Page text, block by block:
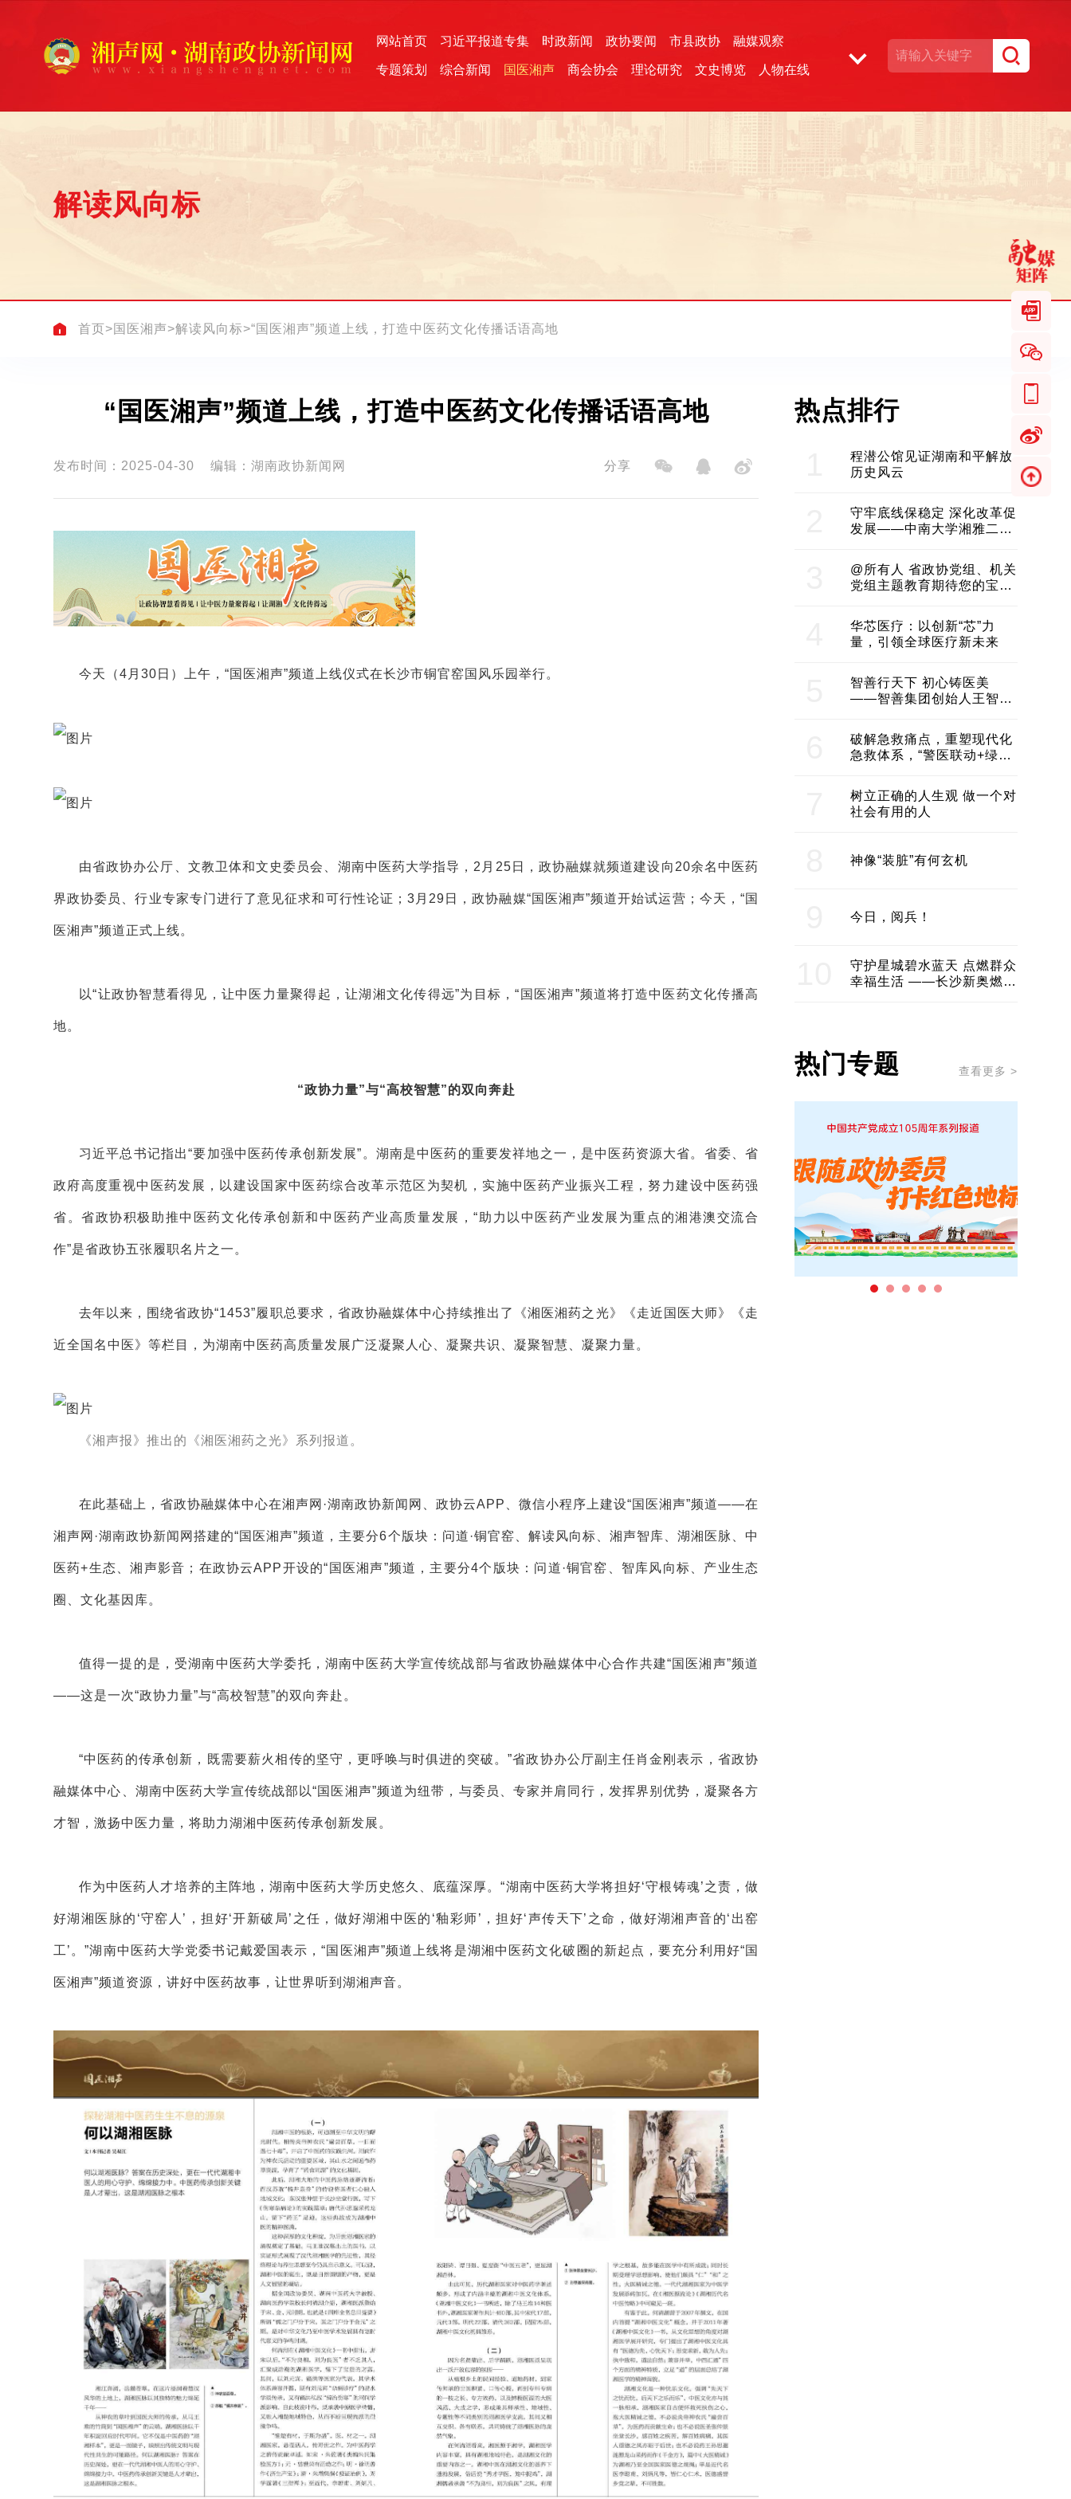
网站首页 习近平报道专集 时政新闻 政协要闻 市县政协 融媒观察
专题策划 综合新闻 国医湘声 商会协会 理论研究 文史博览 人物在线
解读风向标
首页> 国医湘声>解读风向标>“国医湘声”频道上线，打造中医药文化传播话语高地
“国医湘声”频道上线，打造中医药文化传播话语高地
发布时间：2025-04-30 编辑：湖南政协新闻网 分享
今天（4月30日）上午，“国医湘声”频道上线仪式在长沙市铜官窑国风乐园举行。
由省政协办公厅、文教卫体和文史委员会、湖南中医药大学指导，2月25日，政协融媒就频道建设向20余名中医药
界政协委员、行业专家专门进行了意见征求和可行性论证；3月29日，政协融媒“国医湘声”频道开始试运营；今天，“国
医湘声”频道正式上线。
以“让政协智慧看得见，让中医力量聚得起，让湖湘文化传得远”为目标，“国医湘声”频道将打造中医药文化传播高
地。
“政协力量”与“高校智慧”的双向奔赴
习近平总书记指出“要加强中医药传承创新发展”。湖南是中医药的重要发祥地之一，是中医药资源大省。省委、省
政府高度重视中医药发展，以建设国家中医药综合改革示范区为契机，实施中医药产业振兴工程，努力建设中医药强
省。省政协积极助推中医药文化传承创新和中医药产业高质量发展，“助力以中医药产业发展为重点的湘港澳交流合
作”是省政协五张履职名片之一。
去年以来，围绕省政协“1453”履职总要求，省政协融媒体中心持续推出了《湘医湘药之光》《走近国医大师》《走
近全国名中医》等栏目，为湖南中医药高质量发展广泛凝聚人心、凝聚共识、凝聚智慧、凝聚力量。
《湘声报》推出的《湘医湘药之光》系列报道。
在此基础上，省政协融媒体中心在湘声网·湖南政协新闻网、政协云APP、微信小程序上建设“国医湘声”频道——在
湘声网·湖南政协新闻网搭建的“国医湘声”频道，主要分6个版块：问道·铜官窑、解读风向标、湘声智库、湖湘医脉、中
医药+生态、湘声影音；在政协云APP开设的“国医湘声”频道，主要分4个版块：问道·铜官窑、智库风向标、产业生态
圈、文化基因库。
值得一提的是，受湖南中医药大学委托，湖南中医药大学宣传统战部与省政协融媒体中心合作共建“国医湘声”频道
——这是一次“政协力量”与“高校智慧”的双向奔赴。
“中医药的传承创新，既需要薪火相传的坚守，更呼唤与时俱进的突破。”省政协办公厅副主任肖金刚表示，省政协
融媒体中心、湖南中医药大学宣传统战部以“国医湘声”频道为纽带，与委员、专家并肩同行，发挥界别优势，凝聚各方
才智，激扬中医力量，将助力湖湘中医药传承创新发展。
作为中医药人才培养的主阵地，湖南中医药大学历史悠久、底蕴深厚。“湖南中医药大学将担好‘守根铸魂’之责，做
好湖湘医脉的‘守窑人’，担好‘开新破局’之任，做好湖湘中医的‘釉彩师’，担好‘声传天下’之命，做好湖湘声音的‘出窑
工’。”湖南中医药大学党委书记戴爱国表示，“国医湘声”频道上线将是湖湘中医药文化破圈的新起点，要充分利用好“国
医湘声”频道资源，讲好中医药故事，让世界听到湖湘声音。
热点排行
程潜公馆见证湖南和平解放
历史风云
守牢底线保稳定 深化改革促
发展——中南大学湘雅二医
@所有人 省政协党组、机关
党组主题教育期待您的宝贵
华芯医疗：以创新“芯”力
量，引领全球医疗新未来
智善行天下 初心铸医美
——智善集团创始人王智带
建医美产业良性生态圈
破解急救痛点，重塑现代化
急救体系，“警医联动+绿波
树立正确的人生观 做一个对
社会有用的人
神像“装脏”有何玄机
今日，阅兵！
守护星城碧水蓝天 点燃群众
幸福生活 ——长沙新奥燃气
热门专题 查看更多 >